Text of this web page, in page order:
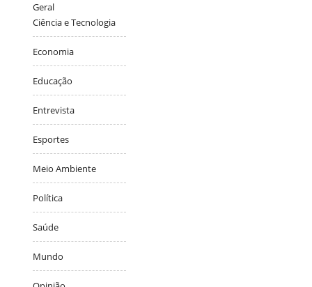
Geral
Ciência e Tecnologia
Economia
Educação
Entrevista
Esportes
Meio Ambiente
Política
Saúde
Mundo